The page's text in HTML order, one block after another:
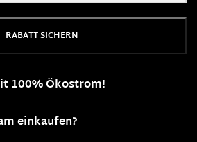
RABATT SICHERN
100% Ökostrom!
einkaufen?